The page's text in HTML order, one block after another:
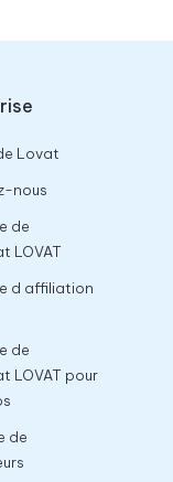
Lovat
nous
de
LOVAT
d affiliation
de
LOVAT pour
de